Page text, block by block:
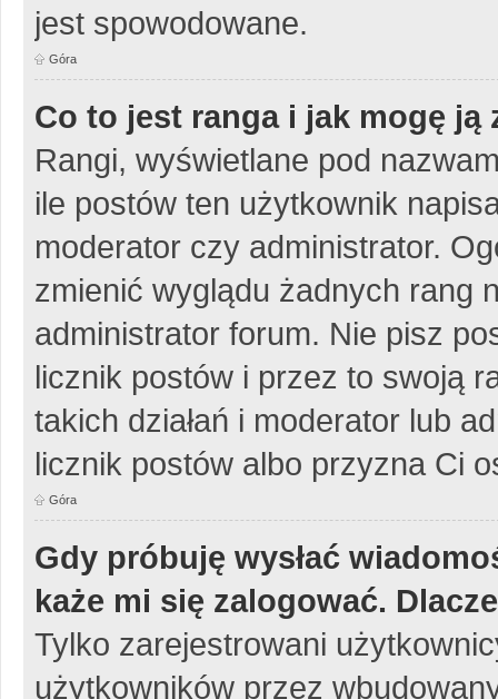
jest spowodowane.
Góra
Co to jest ranga i jak mogę ją
Rangi, wyświetlane pod
ile postów ten użytkownik
moderator czy administrator.
zmienić wyglądu żadnych rang
administrator forum. Nie pisz
licznik postów i przez to swoją
takich działań i moderator lub
licznik postów albo przyzna Ci
Góra
Gdy próbuję wysłać
każe mi się zalogować.
Tylko zarejestrowani
użytkowników przez